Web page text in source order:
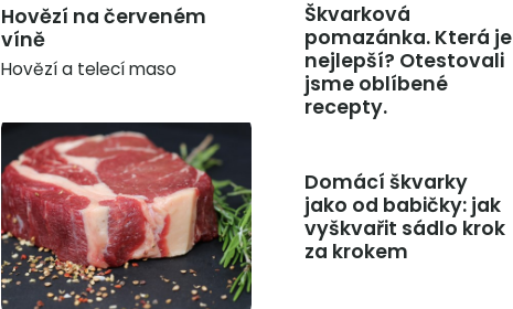
Hovězí na červeném
víně
Hovězí a telecí maso
Škvarková
pomazánka. Která je
nejlepší? Otestovali
jsme oblíbené
recepty.
Domácí škvarky
jako od babičky: jak
vyškvařit sádlo krok
za krokem